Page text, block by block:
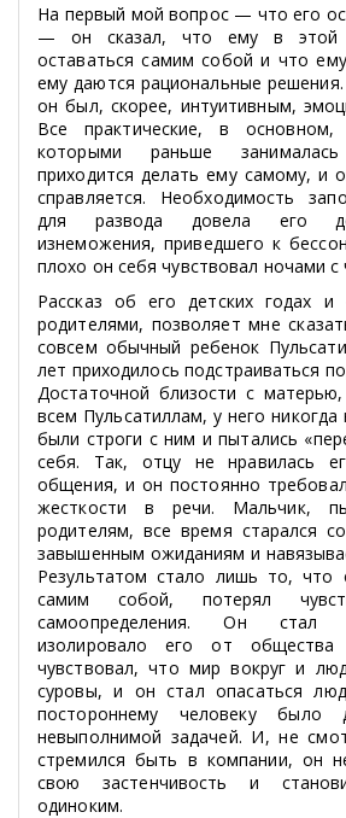
На первый мой вопрос — что его
— он сказал, что ему в этой
оставаться самим собой и что
ему даются рациональные
он был, скорее, интуитивным,
Все практические, в
которыми раньше
приходится делать ему самому, и
справляется. Необходимость
для развода довела его до
изнеможения, приведшего к
плохо он себя чувствовал ночами с
Рассказ об его детских годах
родителями, позволяет мне
совсем обычный ребенок
лет приходилось подстраиваться
Достаточной близости с
всем Пульсатиллам, у него
были строги с ним и пытались
себя. Так, отцу не нравилась
общения, и он постоянно
жесткости в речи. Мальчик,
родителям, все время старался
завышенным ожиданиям и
Результатом стало лишь то, что
самим собой, потерял
самоопределения. Он стал
изолировало его от общества
чувствовал, что мир вокруг и
суровы, и он стал опасаться
постороннему человеку
невыполнимой задачей. И, не
стремился быть в компании, он
свою застенчивость и
одиноким.